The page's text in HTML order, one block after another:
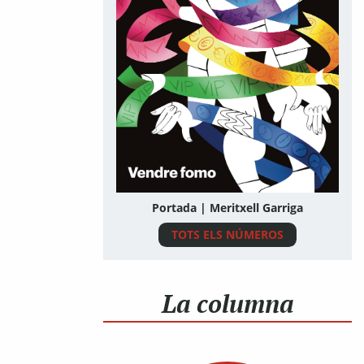
Portada | Meritxell Garriga
TOTS ELS NÚMEROS
La columna